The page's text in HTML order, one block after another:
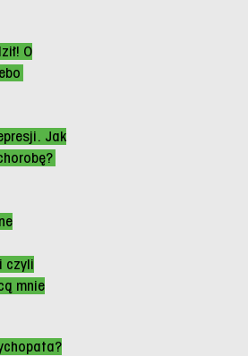
O
Jak
czyli
mnie